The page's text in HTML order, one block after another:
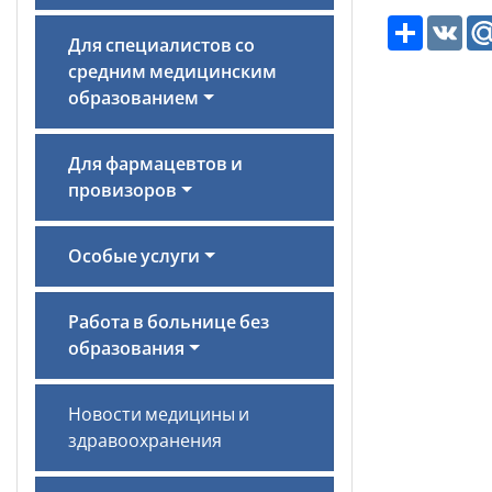
Для специалистов со
средним медицинским
образованием
Для фармацевтов и
провизоров
Особые услуги
Работа в больнице без
образования
Новости медицины и
здравоохранения
РесурсVK